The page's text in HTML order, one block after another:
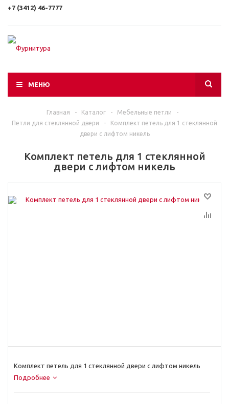
+7 (3412) 46-7777
МЕНЮ
Главная - Каталог - Мебельные петли
-
Петли для стеклянной двери
-
Комплект петель для 1 стеклянной
двери с лифтом никель
Комплект петель для 1 стеклянной
двери с лифтом никель
Комплект петель для 1 стеклянной двери с лифтом никель
Подробнее